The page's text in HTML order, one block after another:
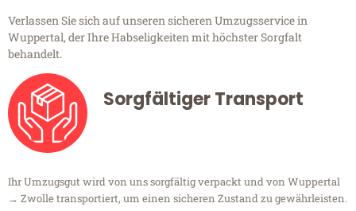
Verlassen Sie sich auf unseren sicheren Umzugsservice in
Wuppertal, der Ihre Habseligkeiten mit höchster Sorgfalt
behandelt.
Sorgfältiger Transport
Ihr Umzugsgut wird von uns sorgfältig verpackt und von Wuppertal
→ Zwolle transportiert, um einen sicheren Zustand zu gewährleisten.